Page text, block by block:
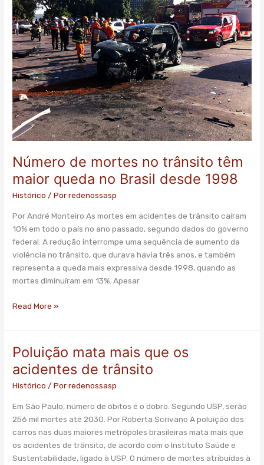
Número de mortes no trânsito têm
maior queda no Brasil desde 1998
Histórico / Porredenossasp
Por André Monteiro As mortes em acidentes de trânsito caíram
10% em todo o país no ano passado, segundo dados do governo
federal. A redução interrompe uma sequência de aumento da
violência no trânsito, que durava havia três anos, e também
representa a queda mais expressiva desde 1998, quando as
mortes diminuíram em 13%. Apesar
no
trânsito
têm
maior
queda
no
Brasil
desde
1998
Read More »
Poluição mata mais que os
acidentes de trânsito
Histórico / Porredenossasp
Em São Paulo, número de óbitos é o dobro. Segundo USP, serão
256 mil mortes até 2030. Por Roberta Scrivano A poluição dos
carros nas duas maiores metrópoles brasileiras mata mais que
os acidentes de trânsito, de acordo com o Instituto Saúde e
Sustentabilidade, ligado à USP. O número de mortes atribuídas à
Poluição
mata
mais
que